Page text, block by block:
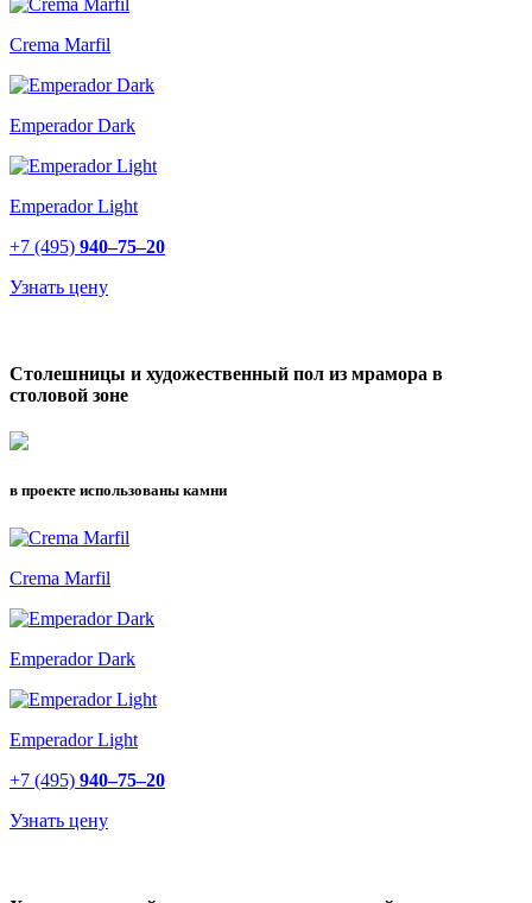
Crema Marfil
Emperador Dark
Emperador Light
+7 (495) 940–75–20
Узнать цену
Столешницы и художественный пол из мрамора в
столовой зоне
в проекте использованы камни
Crema Marfil
Emperador Dark
Emperador Light
+7 (495) 940–75–20
Узнать цену